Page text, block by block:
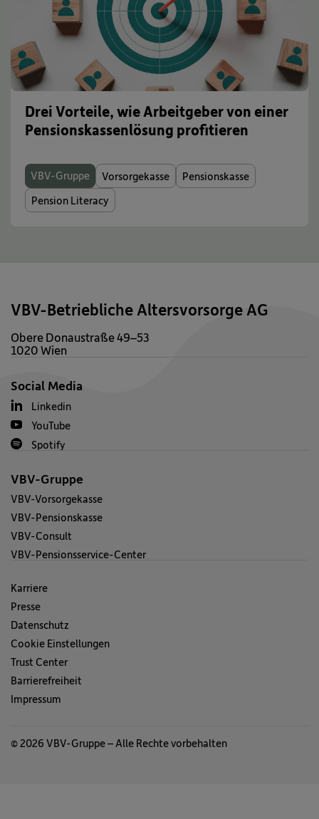
Drei Vorteile, wie Arbeitgeber von einer
Pensionskassenlösung profitieren
VBV-Gruppe Vorsorgekasse
Pensionskasse
Pension Literacy
VBV-Betriebliche Altersvorsorge AG
Obere Donaustraße 49–53
1020 Wien
Social Media
Linkedin
YouTube
Spotify
VBV-Gruppe
VBV-Vorsorgekasse
VBV-Pensionskasse
VBV-Consult
VBV-Pensionsservice-Center
Karriere
Presse
Datenschutz
Cookie Einstellungen
Trust Center
Barrierefreiheit
Impressum
© 2026 VBV-Gruppe – Alle Rechte vorbehalten